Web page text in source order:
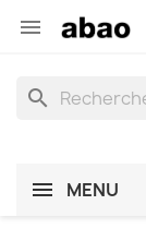

search
MENU